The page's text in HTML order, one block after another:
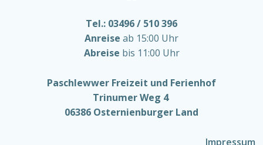
Tel.: 03496 / 510 396
Anreise ab 15:00 Uhr
Abreise bis 11:00 Uhr
Paschlewwer Freizeit und Ferienhof
Trinumer Weg 4
06386 Osternienburger Land
Impressum